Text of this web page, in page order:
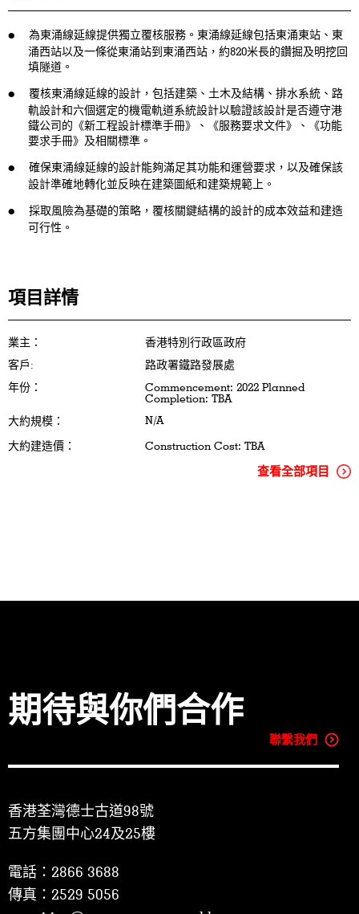
為東涌線延線提供獨立覆核服務。東涌線延線包括東涌東站、東
涌西站以及一條從東涌站到東涌西站，約820米長的鑽掘及明挖回
填隧道。
覆核東涌線延線的設計，包括建築、土木及結構、排水系統、路
軌設計和六個選定的機電軌道系統設計以驗證該設計是否遵守港
鐵公司的《新工程設計標準手冊》、《服務要求文件》、《功能
要求手冊》及相關標準。
確保東涌線延線的設計能夠滿足其功能和運營要求，以及確保該
設計準確地轉化並反映在建築圖紙和建築規範上。
採取風險為基礎的策略，覆核關鍵結構的設計的成本效益和建造
可行性。
項目詳情
業主：
香港特別行政區政府
客戶:
路政署鐵路發展處
年份：
Commencement: 2022 Planned
Completion: TBA
大約規模：
N/A
大約建造價：
Construction Cost: TBA
查看全部項目
期待與你們合作
聯繫我們
香港荃灣德士古道98號
五方集團中心24及25樓
電話：2866 3688
傳真：2529 5056